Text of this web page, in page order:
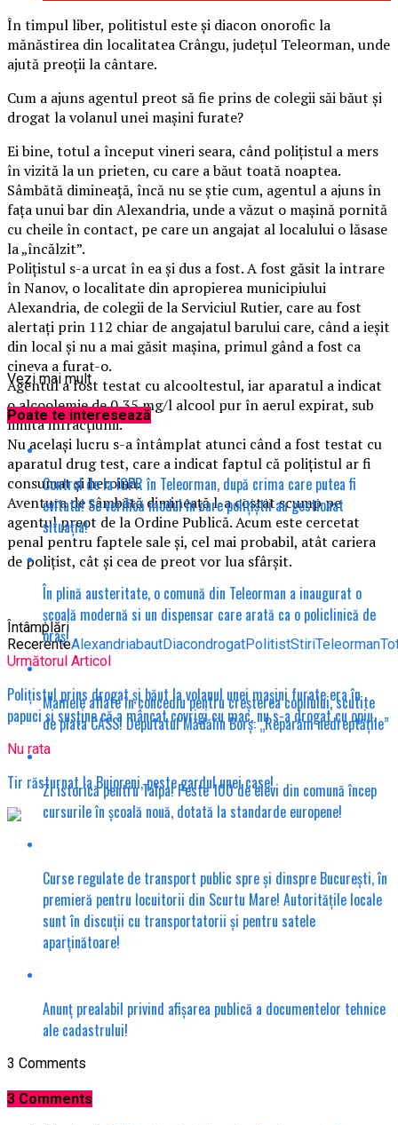
În timpul liber, politistul este și diacon onorofic la
mănăstirea din localitatea Crângu, județul Teleorman, unde
ajută preoții la cântare.
Cum a ajuns agentul preot să fie prins de colegii săi băut și
drogat la volanul unei mașini furate?
Ei bine, totul a început vineri seara, când polițistul a mers
în vizită la un prieten, cu care a băut toată noaptea.
Sâmbătă dimineață, încă nu se știe cum, agentul a ajuns în
fața unui bar din Alexandria, unde a văzut o mașină pornită
cu cheile în contact, pe care un angajat al localului o lăsase
la „încălzit”.
Polițistul s-a urcat în ea și dus a fost. A fost găsit la intrare
în Nanov, o localitate din apropierea municipiului
Alexandria, de colegii de la Serviciul Rutier, care au fost
alertați prin 112 chiar de angajatul barului care, când a ieșit
din local și nu a mai găsit mașina, primul gând a fost ca
cineva a furat-o.
Agentul a fost testat cu alcooltestul, iar aparatul a indicat
o alcoolemie de 0,35 mg/l alcool pur în aerul expirat, sub
limita infracțiunii.
Nu același lucru s-a întâmplat atunci când a fost testat cu
aparatul drug test, care a indicat faptul că polițistul ar fi
consumat și heroină.
Aventura de sâmbătă dimineață l-a costat scump pe
agentul preot de la Ordine Publică. Acum este cercetat
penal pentru faptele sale și, cel mai probabil, atât cariera
de polițist, cât și cea de preot vor lua sfârșit.
Întâmplări
RecerenteAlexandriabautDiacondrogatPolitistStiriTeleorman
Următorul Articol
Polițistul prins drogat și băut la volanul unei mașini furate era în
papuci și susține că a mâncat covrigi cu mac, nu s-a drogat cu opiu.
Nu rata
Tir răsturnat la Bujoreni, peste gardul unei case!
Vezi mai mult
Poate te interesează
Control de la IGPR în Teleorman, după crima care putea fi
evitată! Se verifică modul în care polițiștii au gestionat
situația!
În plină austeritate, o comună din Teleorman a inaugurat o
școală modernă si un dispensar care arată ca o policlinică de
oraș!
Mamele aflate în concediu pentru creșterea copilului, scutite
de plata CASS! Deputatul Mădălin Borș: „Reparăm nedreptățile”
Zi istorică pentru Talpa! Peste 100 de elevi din comună încep
cursurile în școală nouă, dotată la standarde europene!
Curse regulate de transport public spre și dinspre București, în
premieră pentru locuitorii din Scurtu Mare! Autoritățile locale
sunt în discuții cu transportatorii și pentru satele
aparținătoare!
Anunț prealabil privind afișarea publică a documentelor tehnice
ale cadastrului!
3 Comments
3 Comments